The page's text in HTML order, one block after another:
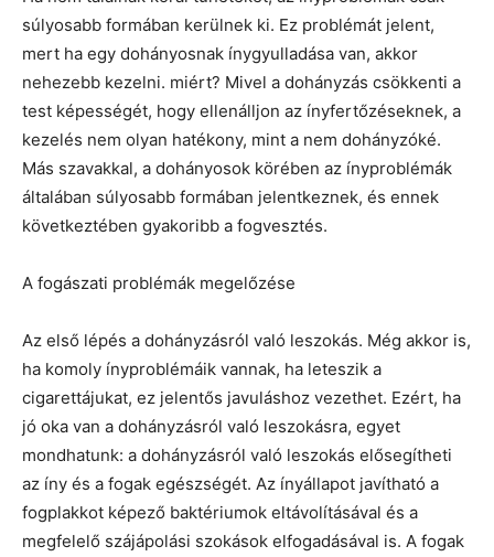
súlyosabb formában kerülnek ki. Ez problémát jelent,
mert ha egy dohányosnak ínygyulladása van, akkor
nehezebb kezelni. miért? Mivel a dohányzás csökkenti a
test képességét, hogy ellenálljon az ínyfertőzéseknek, a
kezelés nem olyan hatékony, mint a nem dohányzóké.
Más szavakkal, a dohányosok körében az ínyproblémák
általában súlyosabb formában jelentkeznek, és ennek
következtében gyakoribb a fogvesztés.
A fogászati ​​problémák megelőzése
Az első lépés a dohányzásról való leszokás. Még akkor is,
ha komoly ínyproblémáik vannak, ha leteszik a
cigarettájukat, ez jelentős javuláshoz vezethet. Ezért, ha
jó oka van a dohányzásról való leszokásra, egyet
mondhatunk: a dohányzásról való leszokás elősegítheti
az íny és a fogak egészségét. Az ínyállapot javítható a
fogplakkot képező baktériumok eltávolításával és a
megfelelő szájápolási szokások elfogadásával is. A fogak